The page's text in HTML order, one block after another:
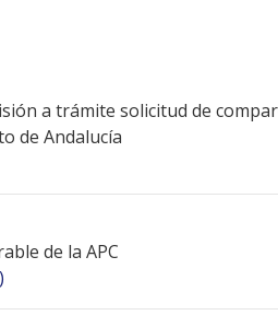
a trámite solicitud de
de Andalucía
de la APC